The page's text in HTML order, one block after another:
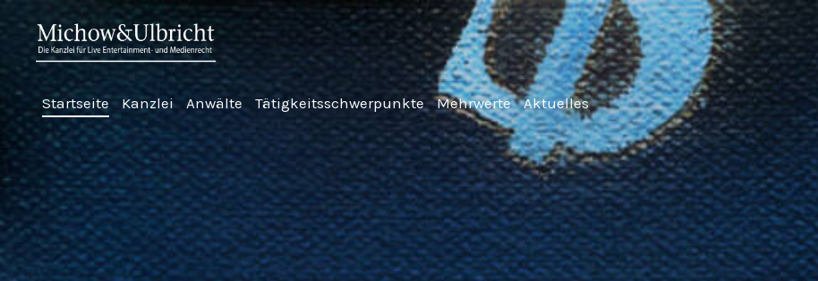
Startseite Kanzlei Anwälte Tätigkeitsschwerpunkte Mehrwerte Aktuelles